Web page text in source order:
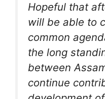
Hopeful that
will be able to
common
the long
between
continue